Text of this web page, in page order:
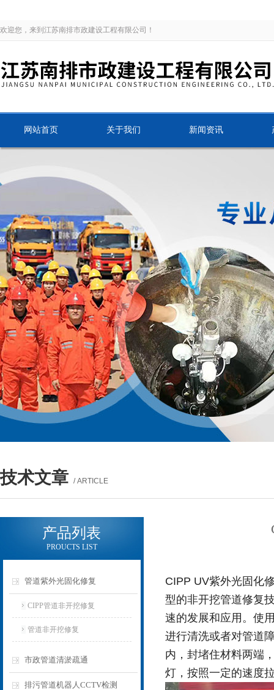
欢迎您，来到江苏南排市政建设工程有限公司！
网站首页 关于我们 新闻资讯
技术文章 / ARTICLE
产品列表
PROUCTS LIST
管道紫外光固化修复
CIPP管道非开挖修复
管道非开挖修复
市政管道清淤疏通
排污管道机器人CCTV检测
CIPP UV紫外光固化
型的非开挖管道修复
速的发展和应用。 使
进行清洗或者对管道
内，封堵住材料两端
灯，按照一定的速度